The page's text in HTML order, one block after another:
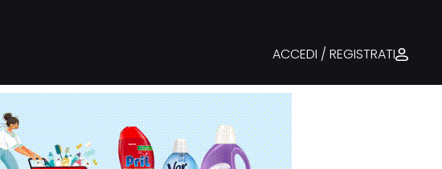
ACCEDI / REGISTRATI